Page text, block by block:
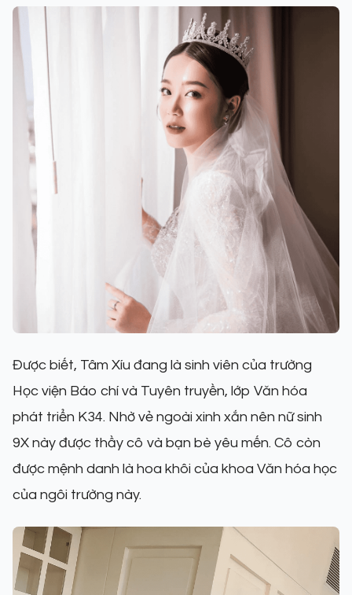
Được biết, Tâm Xíu đang là sinh viên của trường
Học viện Báo chí và Tuyên truyền, lớp Văn hóa
phát triển K34. Nhờ vẻ ngoài xinh xắn nên nữ sinh
9X này được thầy cô và bạn bè yêu mến. Cô còn
được mệnh danh là hoa khôi của khoa Văn hóa học
của ngôi trường này.